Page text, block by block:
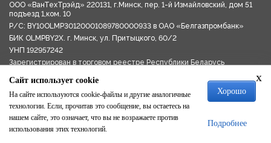
ООО «ВанТехТрэйд» 220131, г.Минск, пер. 1-й Измайловский, дом 51
подъезд 1,ком. 10
Р/С: BY10OLMP30120001089780000933 в OАО «Белгазпромбанк»
БИК OLMPBY2X. г. Минск, ул. Притыцкого, 60/2
УНП 192957242
Зарегистрирован в торговом реестре Республики Беларусь
Свидетельство о регистрации № 192957242выдано 18.08.2017
Мингориспоплком
Политика обработки персональных данных
Положение о системе видеонаблюдения
Политика в отношении обработки файлов cookie
x
Сайт использует cookie
На сайте используются cookie-файлы и другие аналогичные
технологии. Если, прочитав это сообщение, вы остаетесь на
нашем сайте, это означает, что вы не возражаете против
использования этих технологий.
Хорошо
Подробнее